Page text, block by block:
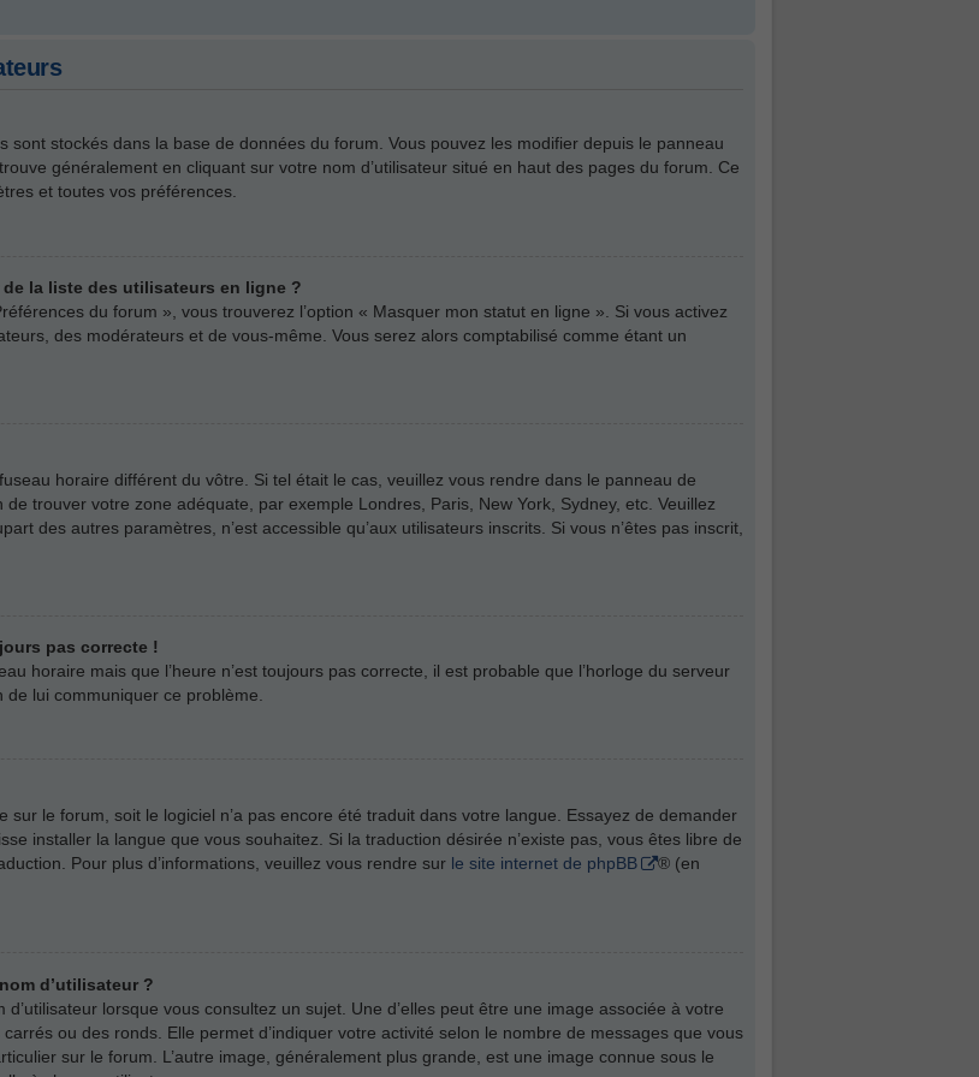
sont stockés dans la base de données du forum. Vous pouvez les modifier depuis le panneau
généralement en cliquant sur votre nom d’utilisateur situé en haut des pages du forum. Ce
et toutes vos préférences.
la liste des utilisateurs en ligne ?
du forum », vous trouverez l’option « Masquer mon statut en ligne ». Si vous activez
des modérateurs et de vous-même. Vous serez alors comptabilisé comme étant un
horaire différent du vôtre. Si tel était le cas, veuillez vous rendre dans le panneau de
trouver votre zone adéquate, par exemple Londres, Paris, New York, Sydney, etc. Veuillez
des autres paramètres, n’est accessible qu’aux utilisateurs inscrits. Si vous n’êtes pas inscrit,
pas correcte !
horaire mais que l’heure n’est toujours pas correcte, il est probable que l’horloge du serveur
lui communiquer ce problème.
sur le forum, soit le logiciel n’a pas encore été traduit dans votre langue. Essayez de demander
installer la langue que vous souhaitez. Si la traduction désirée n’existe pas, vous êtes libre de
Pour plus d’informations, veuillez vous rendre sur le site internet de phpBB
® (en
d’utilisateur ?
lorsque vous consultez un sujet. Une d’elles peut être une image associée à votre
ou des ronds. Elle permet d’indiquer votre activité selon le nombre de messages que vous
sur le forum. L’autre image, généralement plus grande, est une image connue sous le